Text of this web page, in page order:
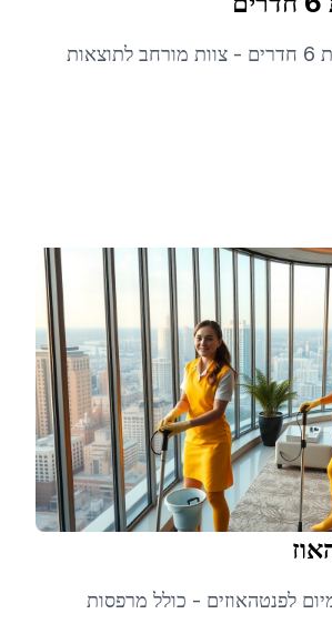
ניקיון יסודי לדירות 6 חדרים - צוות מורחב לתוצאות
לפנטהאוזים - כולל מרפסות